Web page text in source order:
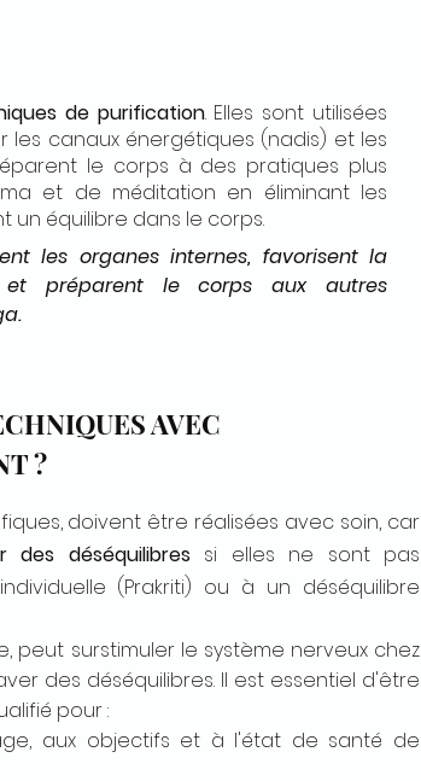
de purification. Elles sont utilisées
canaux énergétiques (nadis) et les
le corps à des pratiques plus
et de méditation en éliminant les
un équilibre dans le corps.
les organes internes, favorisent la
et préparent le corps aux autres
AVEC
?
doivent être réalisées avec soin, car
des déséquilibressi elles ne sont pas
(Prakriti) ou à un déséquilibre
peut surstimuler le système nerveux chez
des déséquilibres. Il est essentiel d'être
pour :
aux objectifs et à l'état de santé de